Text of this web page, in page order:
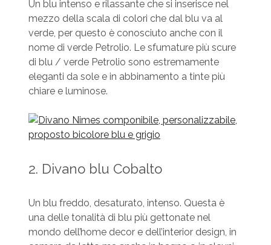
Un blu intenso e rilassante che si inserisce nel
mezzo della scala di colori che dal blu va al
verde, per questo è conosciuto anche con il
nome di verde Petrolio. Le sfumature più scure
di blu / verde Petrolio sono estremamente
eleganti da sole e in abbinamento a tinte più
chiare e luminose.
2. Divano blu Cobalto
Un blu freddo, desaturato, intenso. Questa è
una delle tonalità di blu più gettonate nel
mondo dell’home decor e dell’interior design, in